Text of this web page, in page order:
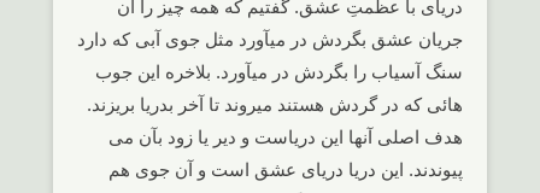
دریای با عظمتِ عشق. گفتیم که همه چیز را آن
جریان عشق بگردش در میآورد مثل جوی آبی که دارد
سنگ آسیاب را بگردش در میآورد. بلاخره این جوب
هائی که در گردش هستند میروند تا آخر بدریا بریزند.
هدف اصلی آنها این دریاست و دیر یا زود بآن می
پیوندند. این دریا دریای عشق است و آن جوی هم